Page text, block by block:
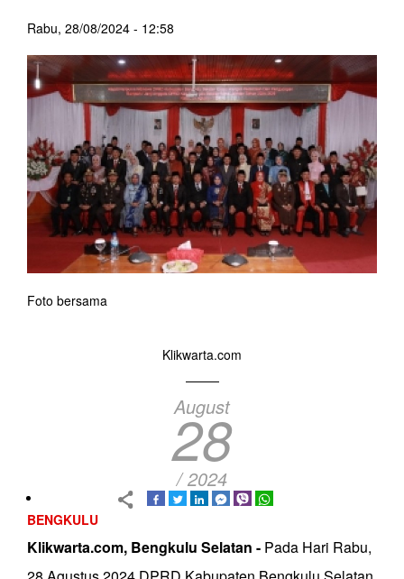
Rabu, 28/08/2024 - 12:58
Foto bersama
Klikwarta.com
August
28
/ 2024
BENGKULU
Klikwarta.com, Bengkulu Selatan - Pada Hari Rabu,